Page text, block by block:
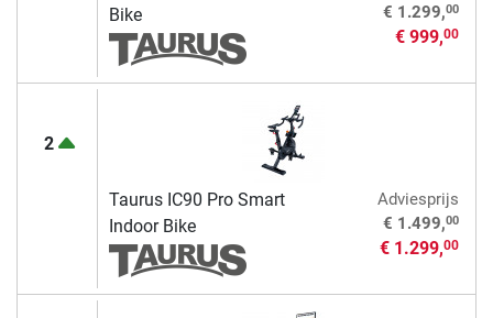
Bike
€ 1.299,00
€ 999,00
2
Taurus IC90 Pro Smart
Indoor Bike
Adviesprijs
€ 1.499,00
€ 1.299,00